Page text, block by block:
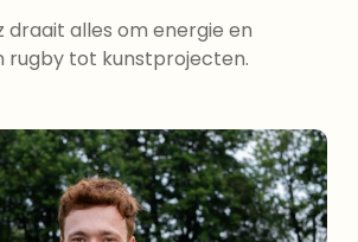
draait alles om energie en
rugby tot kunstprojecten.